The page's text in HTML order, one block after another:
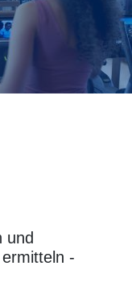
und
-